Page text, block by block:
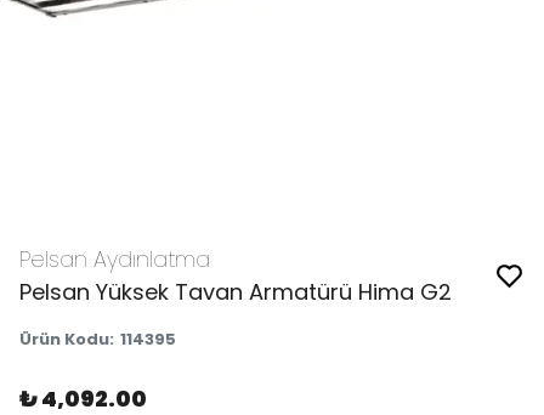
Pelsan Aydınlatma
Pelsan Yüksek Tavan Armatürü Hima G2
Ürün Kodu: 114395
₺ 4,092.00